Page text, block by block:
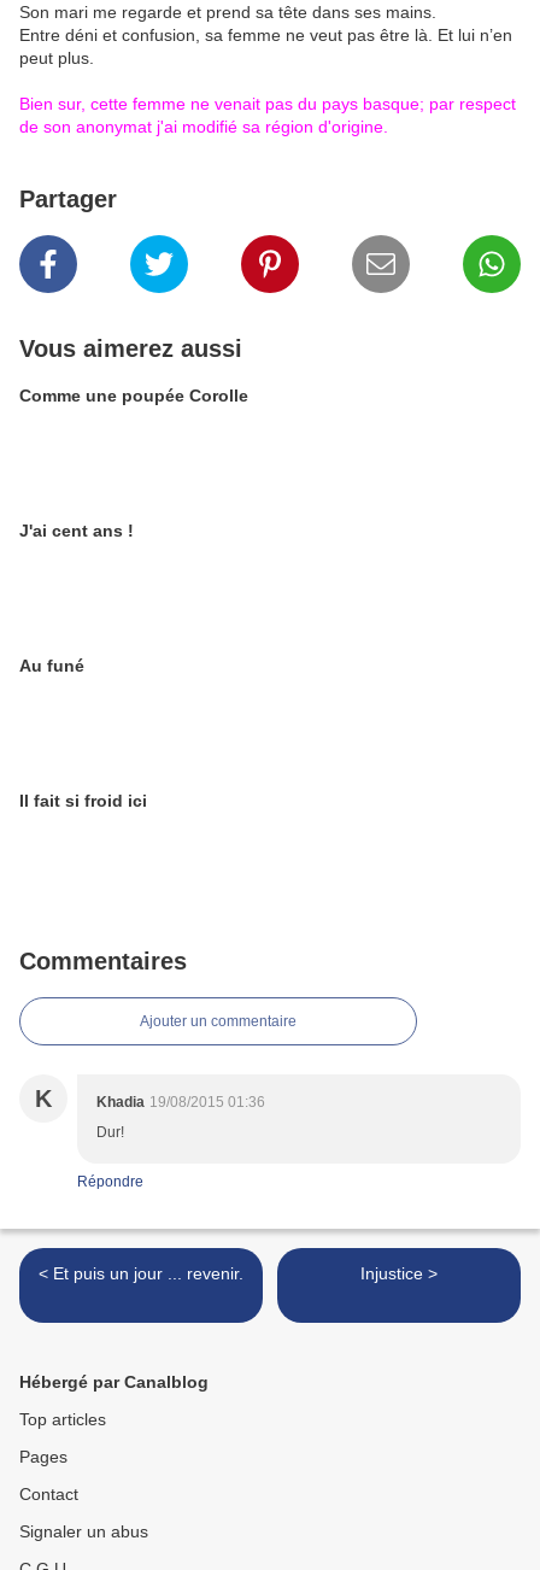
Son mari me regarde et prend sa tête dans ses mains.
Entre déni et confusion, sa femme ne veut pas être là. Et lui n’en
peut plus.
Bien sur, cette femme ne venait pas du pays basque; par respect
de son anonymat j'ai modifié sa région d'origine.
Partager
Vous aimerez aussi
Comme une poupée Corolle
J'ai cent ans !
Au funé
Il fait si froid ici
Commentaires
Ajouter un commentaire
K Khadia 19/08/2015 01:36
Dur!
Répondre
< Et puis un jour ... revenir. Injustice >
Hébergé par Canalblog
Top articles
Pages
Contact
Signaler un abus